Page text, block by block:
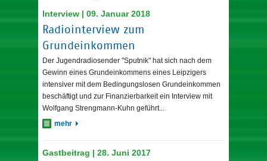
Interview | 09. Januar 2018
Radiointerview zum
Grundeinkommen
Der Jugendradiosender "Sputnik" hat sich nach dem
Gewinn eines Grundeinkommens eines Leipzigers
intensiver mit dem Bedingungslosen Grundeinkommen
beschäftigt und zur Finanzierbarkeit ein Interview mit
Wolfgang Strengmann-Kuhn geführt...
mehr
Gastbeitrag | 28. Juni 2017